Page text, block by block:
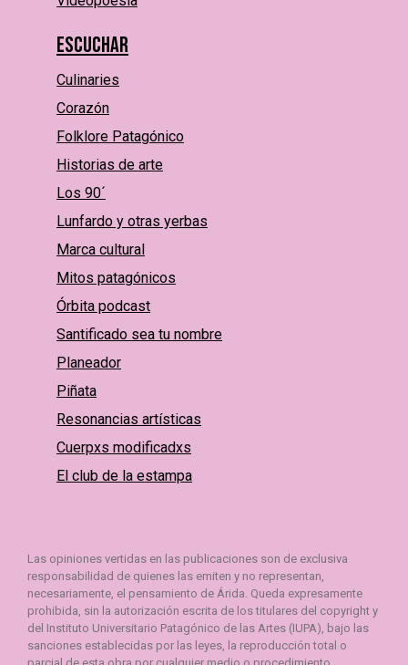
Escuchar
Culinaries
Corazón
Folklore Patagónico
Historias de arte
Los 90´
Lunfardo y otras yerbas
Marca cultural
Mitos patagónicos
Órbita podcast
Santificado sea tu nombre
Planeador
Piñata
Resonancias artísticas
Cuerpxs modificadxs
El club de la estampa
Las opiniones vertidas en las publicaciones son de exclusiva
responsabilidad de quienes las emiten y no representan,
necesariamente, el pensamiento de Árida. Queda expresamente
prohibida, sin la autorización escrita de los titulares del copyright y
del Instituto Universitario Patagónico de las Artes (IUPA), bajo las
sanciones establecidas por las leyes, la reproducción total o